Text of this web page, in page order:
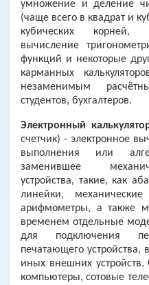
умножение и деление
(чаще всего в квадрат и
кубических корней,
вычисление
функций и некоторые
карманных
незаменимым
студентов, бухгалтеров.
Электронный
счетчик) - электронное
выполнения или
заменившее
устройства, такие, как
линейки,
арифмометры, а также
временем отдельные
для подключения
печатающего
иных внешних
компьютеры, сотовые